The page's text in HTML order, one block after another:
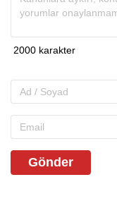
Gönder